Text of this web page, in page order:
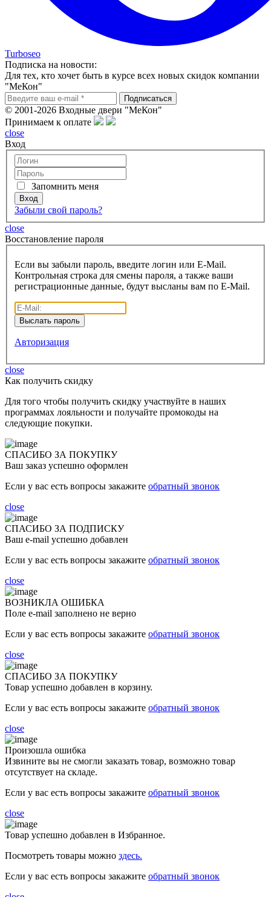
Turboseo
Подписка на новости:
Для тех, кто хочет быть в курсе всех новых скидок компании
"МеКон"
© 2001-2026 Входные двери "МеКон"
Принимаем к оплате
close
Вход
Запомнить меня
Забыли свой пароль?
close
Восcтановление пароля
Если вы забыли пароль, введите логин или E-Mail.
Контрольная строка для смены пароля, а также ваши
регистрационные данные, будут высланы вам по E-Mail.
Авторизация
close
Как получить скидку
Для того чтобы получить скидку участвуйте в наших
программах лояльности и получайте промокоды на
следующие покупки.
СПАСИБО ЗА ПОКУПКУ
Ваш заказ успешно оформлен
Если у вас есть вопросы закажите обратный звонок
close
СПАСИБО ЗА ПОДПИСКУ
Ваш e-mail успешно добавлен
Если у вас есть вопросы закажите обратный звонок
close
ВОЗНИКЛА ОШИБКА
Поле e-mail заполнено не верно
Если у вас есть вопросы закажите обратный звонок
close
СПАСИБО ЗА ПОКУПКУ
Товар успешно добавлен в корзину.
Если у вас есть вопросы закажите обратный звонок
close
Произошла ошибка
Извините вы не смогли заказать товар, возможно товар
отсутствует на складе.
Если у вас есть вопросы закажите обратный звонок
close
Товар успешно добавлен в Избранное.
Посмотреть товары можно здесь.
Если у вас есть вопросы закажите обратный звонок